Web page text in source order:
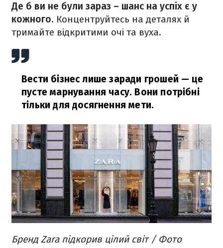
Де б ви не були зараз – шанс на успіх є у
кожного. Концентруйтесь на деталях й
тримайте відкритими очі та вуха.
Вести бізнес лише заради грошей — це
пусте марнування часу. Вони потрібні
тільки для досягнення мети.
Бренд Zara підкорив цілий світ / Фото